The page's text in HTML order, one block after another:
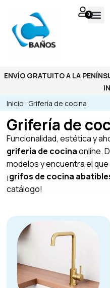
0
ENVÍO GRATUITO A LA
Inicio ·Grifería de cocina
Grifería de
Funcionalidad, estética y
grifería de cocinaonline.
modelos y encuentra el
¡grifos de cocina
catálogo!